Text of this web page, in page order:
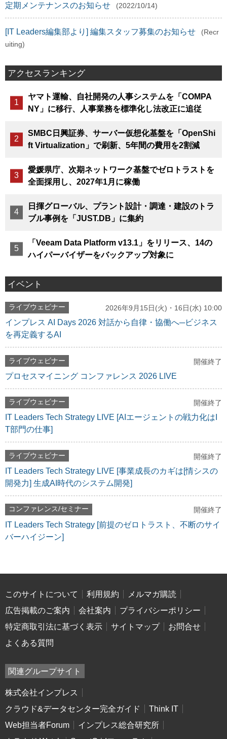
定期メンテナンスのお知らせ (2022/10/14)
[IT Leaders編集部より] 編集スタッフ募集のお知らせ
(Recr
uiting)
アクセスランキング
ヤマト運輸、自社開発の人事システムを「COMPA
NY」に移行、人事業務を標準化し法改正に追従
SMBC日興証券、サーバー仮想化基盤を「OpenShi
ft Virtualization」で刷新、5年間の費用を2割減
愛媛県庁、次期ネットワーク基盤でゼロトラストを
全面採用し、2027年1月に稼働
日揮グローバル、プラント設計・調達・建設のトラ
ブル事例を「JUST.DB」に集約
「Veeam Data Platform v13.1」をリリース、14の
ハイパーバイザーをバックアップ対象に
イベント
ライブウェビナー 2026年9月15日(火)・16日(水) 10:00
インプレス AI Days 2026 対話から自律・協働へ─ビジネス
を再定義するAI
ライブウェビナー 開催終了
プロセスマイニング コンファレンス 2026 LIVE
ライブウェビナー 開催終了
IT Leaders Tech Strategy LIVE [AIエージェントの戦力化はI
T部門の仕事]
ライブウェビナー 開催終了
IT Leaders Tech Strategy LIVE [事業成長のカギは[情シスの
開発力] 生成AI時代のシステム開発]
コンファレンス/セミナー 開催終了
IT Leaders Tech Strategy [前提のゼロトラスト、不断のサイ
バーハイジーン]
このサイトについて 利用規約
メルマガ購読
広告掲載のご案内
会社案内
プライバシーポリシー
特定商取引法に基づく表示
サイトマップ
お問合せ
よくある質問
関連グループサイト
株式会社インプレス
クラウド&データセンター完全ガイド
Think IT
Web担当者Forum
インプレス総合研究所